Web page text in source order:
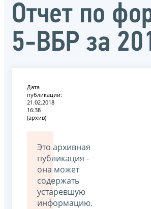
Отчет по
5-ВБР за
Дата
публикации:
21.02.2018
16:38
(архив)
Это архивная
публикация -
она может
содержать
устаревшую
информацию.